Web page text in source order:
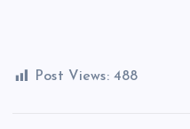
Post Views: 488